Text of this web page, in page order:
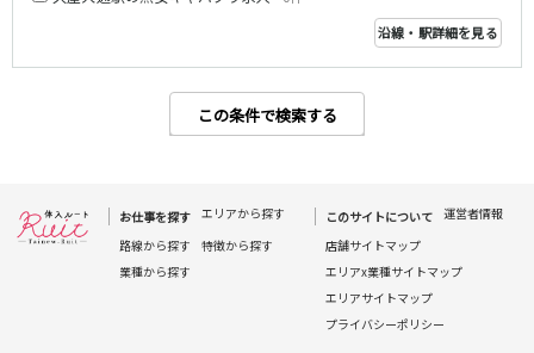
沿線・駅詳細を見る
この条件で検索する
お仕事を探す エリアから探す
路線から探す
特徴から探す
業種から探す
このサイトについて
運営者情報
店舗サイトマップ
エリアx業種サイトマップ
エリアサイトマップ
プライバシーポリシー